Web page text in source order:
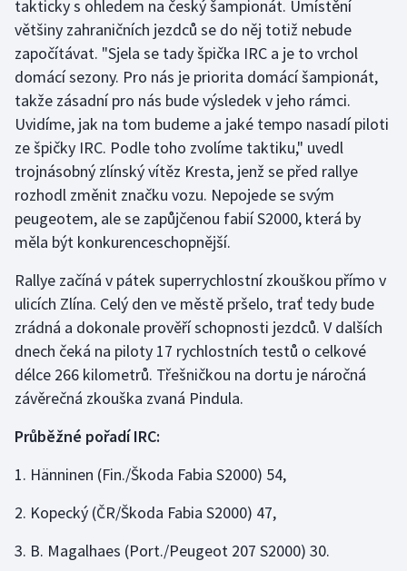
takticky s ohledem na český šampionát. Umístění
většiny zahraničních jezdců se do něj totiž nebude
započítávat. "Sjela se tady špička IRC a je to vrchol
domácí sezony. Pro nás je priorita domácí šampionát,
takže zásadní pro nás bude výsledek v jeho rámci.
Uvidíme, jak na tom budeme a jaké tempo nasadí piloti
ze špičky IRC. Podle toho zvolíme taktiku," uvedl
trojnásobný zlínský vítěz Kresta, jenž se před rallye
rozhodl změnit značku vozu. Nepojede se svým
peugeotem, ale se zapůjčenou fabií S2000, která by
měla být konkurenceschopnější.
Rallye začíná v pátek superrychlostní zkouškou přímo v
ulicích Zlína. Celý den ve městě pršelo, trať tedy bude
zrádná a dokonale prověří schopnosti jezdců. V dalších
dnech čeká na piloty 17 rychlostních testů o celkové
délce 266 kilometrů. Třešničkou na dortu je náročná
závěrečná zkouška zvaná Pindula.
Průběžné pořadí IRC:
1. Hänninen (Fin./Škoda Fabia S2000) 54,
2. Kopecký (ČR/Škoda Fabia S2000) 47,
3. B. Magalhaes (Port./Peugeot 207 S2000) 30.